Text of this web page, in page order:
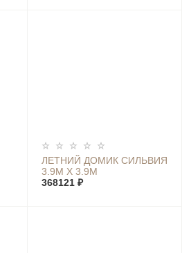
ЛЕТНИЙ ДОМИК СИЛЬВИЯ
3.9М Х 3.9М
368121 ₽